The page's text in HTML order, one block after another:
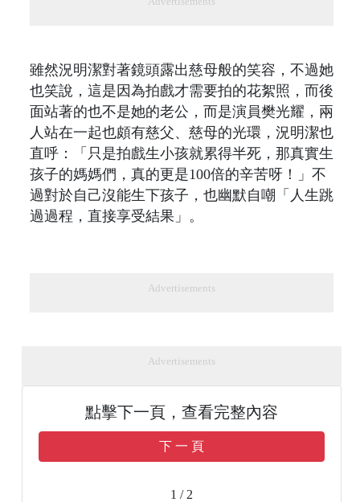
雖然況明潔對著鏡頭露出慈母般的笑容，不過她
也笑說，這是因為拍戲才需要拍的花絮照，而後
面站著的也不是她的老公，而是演員樊光耀，兩
人站在一起也頗有慈父、慈母的光環，況明潔也
直呼：「只是拍戲生小孩就累得半死，那真實生
孩子的媽媽們，真的更是100倍的辛苦呀！」不
過對於自己沒能生下孩子，也幽默自嘲「人生跳
過過程，直接享受結果」。
Advertisements
Advertisements
點擊下一頁，查看完整內容
下 一 頁
1 / 2